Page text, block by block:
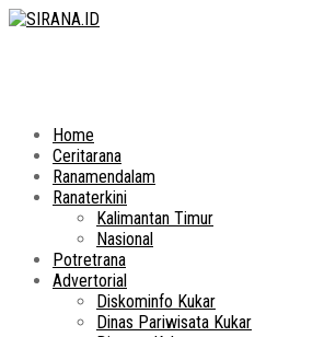
Home
Ceritarana
Ranamendalam
Ranaterkini
Kalimantan Timur
Nasional
Potretrana
Advertorial
Diskominfo Kukar
Dinas Pariwisata Kukar